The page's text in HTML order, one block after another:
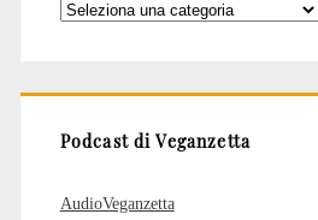
Categorie
Podcast di Veganzetta
AudioVeganzetta